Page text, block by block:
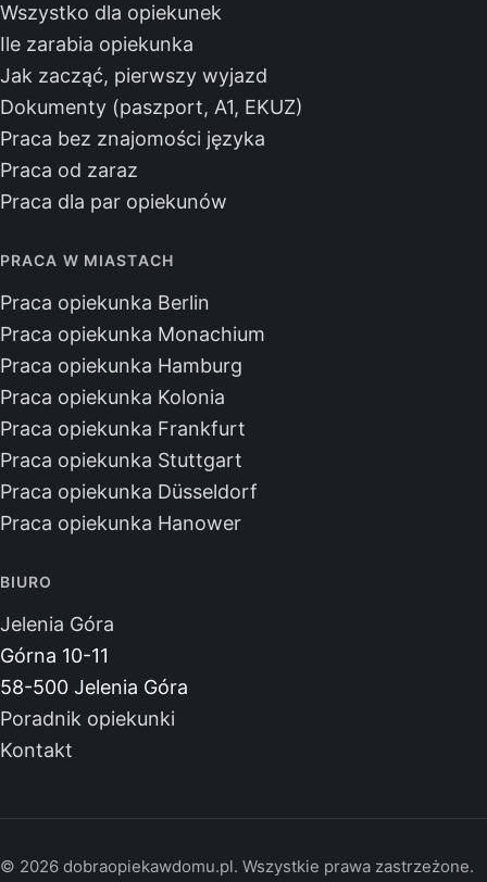
Wszystko dla opiekunek
Ile zarabia opiekunka
Jak zacząć, pierwszy wyjazd
Dokumenty (paszport, A1, EKUZ)
Praca bez znajomości języka
Praca od zaraz
Praca dla par opiekunów
PRACA W MIASTACH
Praca opiekunka Berlin
Praca opiekunka Monachium
Praca opiekunka Hamburg
Praca opiekunka Kolonia
Praca opiekunka Frankfurt
Praca opiekunka Stuttgart
Praca opiekunka Düsseldorf
Praca opiekunka Hanower
BIURO
Jelenia Góra
Górna 10-11
58-500 Jelenia Góra
Poradnik opiekunki
Kontakt
© 2026 dobraopiekawdomu.pl. Wszystkie prawa zastrzeżone.